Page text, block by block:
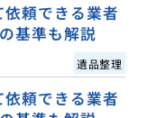
頼できる業者
基準も解説
遺品整理
頼できる業者